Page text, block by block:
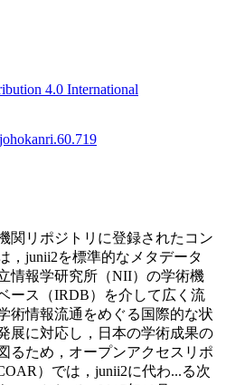
4.0 International
関リポジトリに登録されたコン
，junii2を標準的なメタデータ
情報学研究所（NII）の学術機
ース（IRDB）を介して広く流
術情報流通をめぐる国際的な状
展に対応し，日本の学術成果の
るため，オープンアクセスリポ
）では，junii2に代わ...る次